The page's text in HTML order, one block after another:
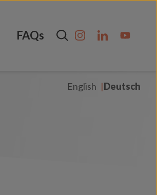
FAQs
English Deutsch